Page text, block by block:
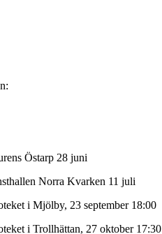
Östarp 28 juni
Norra Kvarken 11 juli
i Mjölby, 23 september 18:00
i Trollhättan, 27 oktober 17:30